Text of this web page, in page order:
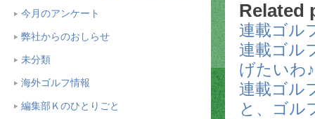
今月のアンケート
弊社からのおしらせ
未分類
海外ゴルフ情報
編集部Ｋのひとりごと
Related
連載ゴル
連載ゴル
げたいわ
連載ゴル
と、ゴル